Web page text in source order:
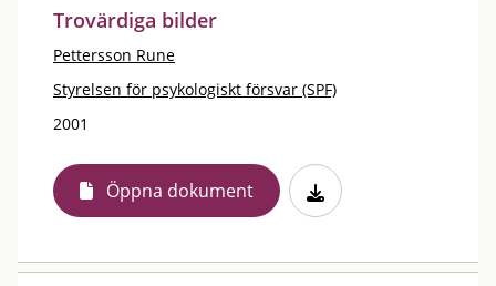
Trovärdiga bilder
Pettersson Rune
Styrelsen för psykologiskt försvar (SPF)
2001
Öppna dokument